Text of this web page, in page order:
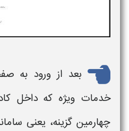
بعد از ورود به
خدمات ویژه که داخل
چهارمین گزینه، یعنی